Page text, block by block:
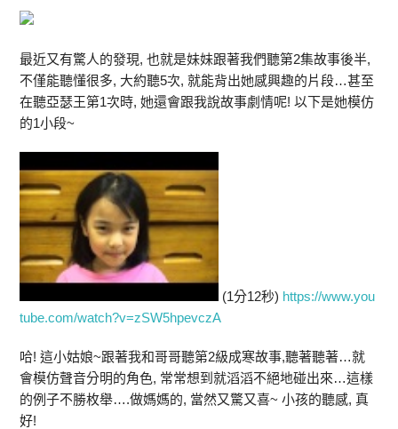
最近又有驚人的發現, 也就是妹妹跟著我們聽第2集故事後半,
不僅能聽懂很多, 大約聽5次, 就能背出她感興趣的片段…甚至
在聽亞瑟王第1次時, 她還會跟我說故事劇情呢! 以下是她模仿
的1小段~
(1分12秒) https://www.you
tube.com/watch?v=zSW5hpevczA
哈! 這小姑娘~跟著我和哥哥聽第2級成寒故事,聽著聽著…就
會模仿聲音分明的角色, 常常想到就滔滔不絕地碰出來…這樣
的例子不勝枚舉….做媽媽的, 當然又驚又喜~ 小孩的聽感, 真
好!